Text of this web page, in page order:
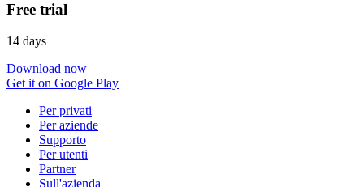
Free trial
14 days
Download now
Get it on Google Play
Per privati
Per aziende
Supporto
Per utenti
Partner
Sull'azienda